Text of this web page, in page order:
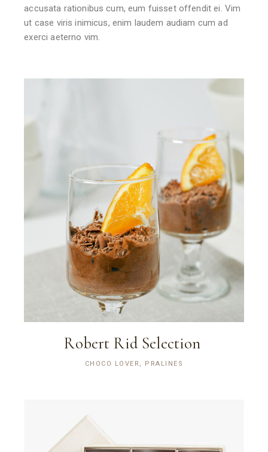
accusata rationibus cum, eum fuisset offendit ei. Vim
ut case viris inimicus, enim laudem audiam cum ad
exerci aeterno vim.
Robert Rid Selection
CHOCO LOVER, PRALINES